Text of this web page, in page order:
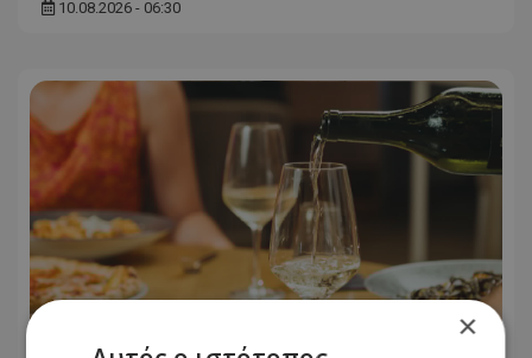
10.08.2026 - 06:30
×